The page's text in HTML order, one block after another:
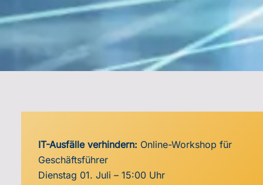
IT-Ausfälle verhindern: Online-Workshop für
Geschäftsführer
Dienstag 01. Juli – 15:00 Uhr